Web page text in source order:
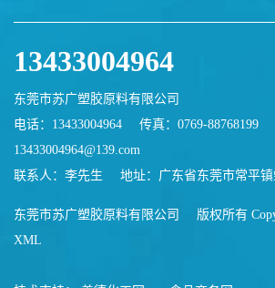
13433004964
东莞市苏广塑胶原料有限公司
电话：13433004964
传真：0769-88768199
13433004964@139.com
联系人：李先生
地址：广东省东莞市常平
东莞市苏广塑胶原料有限公司
版权所有
XML